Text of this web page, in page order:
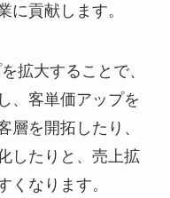
に貢献します。
拡大することで、
、客単価アップを
層を開拓したり、
したりと、売上拡
くなります。